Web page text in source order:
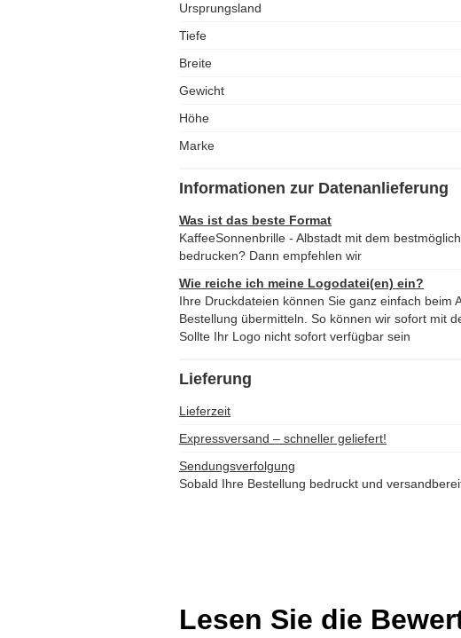
Ursprungsland
Tiefe
Breite
Gewicht
Höhe
Marke
Informationen zur Datenanlieferung
Was ist das beste Format
KaffeeSonnenbrille - Albstadt mit dem
bedrucken? Dann empfehlen wir
Wie reiche ich meine Logodatei(en) ein?
Ihre Druckdateien können Sie ganz einfach beim
Bestellung übermitteln. So können wir sofort mit
Sollte Ihr Logo nicht sofort verfügbar sein
Lieferung
Lieferzeit
Expressversand – schneller geliefert!
Sendungsverfolgung
Sobald Ihre Bestellung bedruckt und
Lesen Sie die